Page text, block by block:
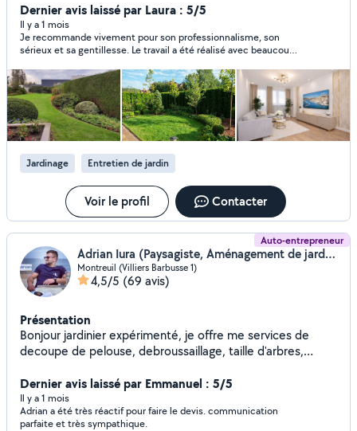
mes services de bricolage et d'entretien de jardins à
domicile. Je suis disponible en semaine ainsi que certains
week-ends. Équipé d'un petit fourgon, je me déplace avec
tout le matériel nécessaire et peux, si besoin, assurer
l'évacuation des déchets liés à la prestation. Je réalise
notamment des travaux de jardinage (tonte, taille de
haies, désherbage, nettoyage), ainsi que de nombreux
petits travaux de bricolage : montage de meubles, pose
de tringles à rideaux, fixation de téléviseurs, étagères,
luminaires, petites réparations et bien d'autres services.
Mon objectif est de vous fournir un travail propre, soigné
et de qualité. N'hésitez pas à me contacter pour échanger
sur votre projet. Je vous répondrai avec plaisir. À bientôt,
Jonathan
Dernier avis laissé par Laura : 5/5
Il y a 1 mois
Je recommande vivement pour son professionnalisme, son
sérieux et sa gentillesse. Le travail a été réalisé avec beaucoup
conseil et toujours agréable dans les échanges. Le résultat est
impeccable et le chantier a été laissé parfaitement propre
après son intervention. C’est un véritable plaisir de faire appel à
une personne aussi consciencieuse et investie dans son
travail. Je n’hésiterai pas à refaire appel à ses services et je le
recommande sans aucune hésitation.
Jardinage
Entretien de jardin
Voir le profil Contacter
Auto-entrepreneur
Adrian Iura (Paysagiste, Aménagement de jardin)
Montreuil (Villiers Barbusse 1)
4,5/5 (69 avis)
Présentation
Bonjour jardinier expérimenté, je offre me services de
decoupe de pelouse, debroussaillage, taille d'arbres,
Dernier avis laissé par Emmanuel : 5/5
Il y a 1 mois
Adrian a été très réactif pour faire le devis. communication
parfaite et très sympathique.